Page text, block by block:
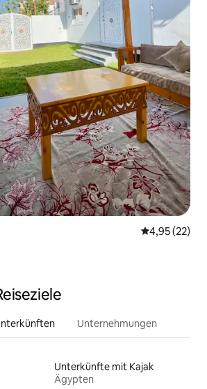
4,95 (22)
Unternehmungen
Unterkünfte mit Kajak
Ägypten